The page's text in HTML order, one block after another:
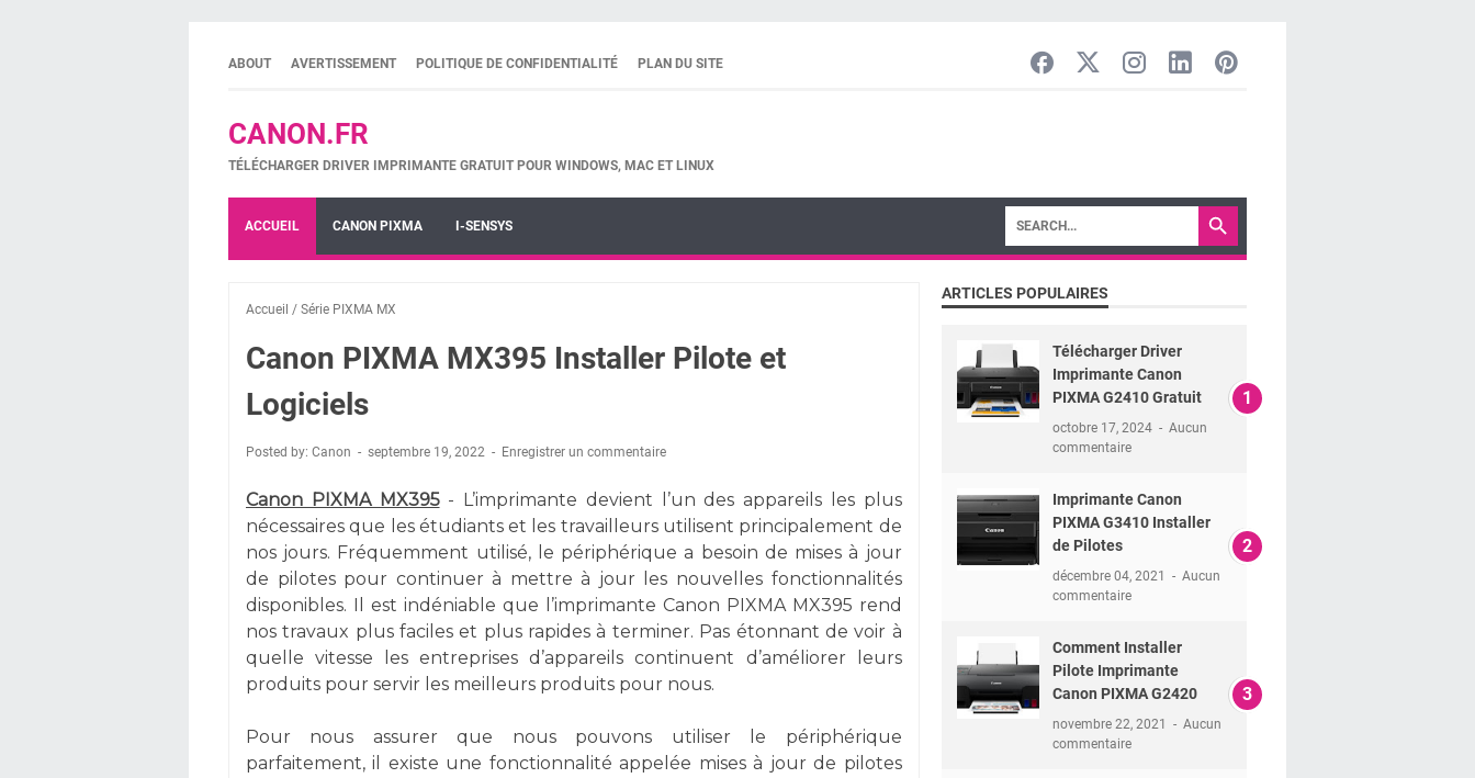
ABOUT AVERTISSEMENT POLITIQUE DE CONFIDENTIALITÉ PLAN DU SITE
CANON.FR
TÉLÉCHARGER DRIVER IMPRIMANTE GRATUIT POUR WINDOWS, MAC ET LINUX
ACCUEIL CANON PIXMA I-SENSYS
Accueil / Série PIXMA MX
Canon PIXMA MX395 Installer Pilote et
Logiciels
Posted by: Canon septembre 19, 2022 Enregistrer un commentaire
Canon PIXMA MX395- L’imprimante devient l’un des appareils les plus
nécessaires que les étudiants et les travailleurs utilisent principalement de
nos jours. Fréquemment utilisé, le périphérique a besoin de mises à jour
de pilotes pour continuer à mettre à jour les nouvelles fonctionnalités
disponibles. Il est indéniable que l’imprimante Canon PIXMA MX395 rend
nos travaux plus faciles et plus rapides à terminer. Pas étonnant de voir à
quelle vitesse les entreprises d’appareils continuent d’améliorer leurs
produits pour servir les meilleurs produits pour nous.
Pour nous assurer que nous pouvons utiliser le périphérique
parfaitement, il existe une fonctionnalité appelée mises à jour de pilotes
ARTICLES POPULAIRES
Télécharger Driver
Imprimante Canon
PIXMA G2410 Gratuit
octobre 17, 2024
Aucun
commentaire
Imprimante Canon
PIXMA G3410 Installer
de Pilotes
décembre 04, 2021
Aucun
commentaire
Comment Installer
Pilote Imprimante
Canon PIXMA G2420
novembre 22, 2021
Aucun
commentaire